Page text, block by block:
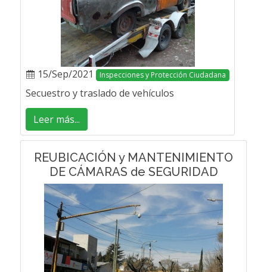
15/Sep/2021 Inspecciones y Protección Ciudadana
Secuestro y traslado de vehículos
Leer más...
REUBICACIÓN y MANTENIMIENTO
DE CÁMARAS de SEGURIDAD